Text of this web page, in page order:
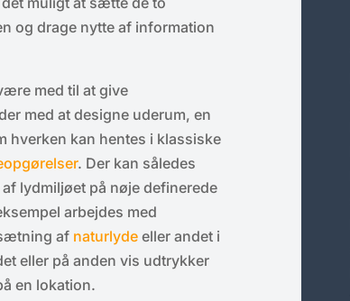
og drage nytte af information
med til at give
med at designe uderum, en
hverken kan hentes i klassiske
. Der kan således
lydmiljøet på nøje definerede
arbejdes med
af naturlyde eller andet i
eller på anden vis udtrykker
en lokation.